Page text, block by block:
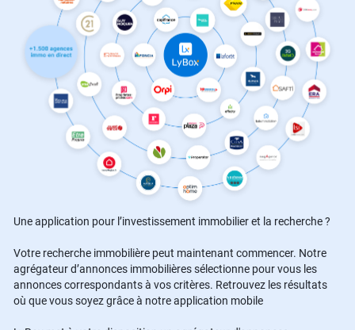
Une application pour l’investissement immobilier et la recherche ?
Votre recherche immobilière peut maintenant commencer. Notre
agrégateur d’annonces immobilières sélectionne pour vous les
annonces correspondants à vos critères. Retrouvez les résultats
où que vous soyez grâce à notre application mobile